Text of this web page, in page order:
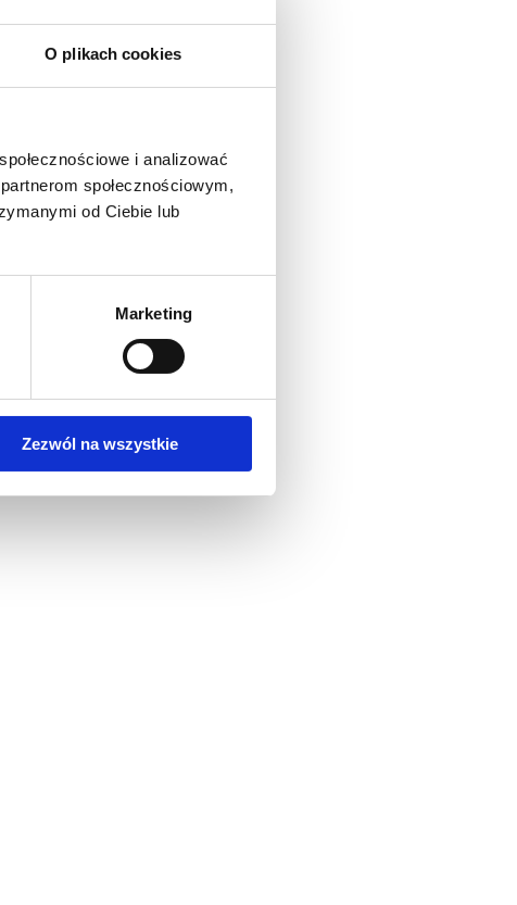
O plikach cookies
i analizować
społecznościowym,
od Ciebie lub
Marketing
Zezwól na wszystkie